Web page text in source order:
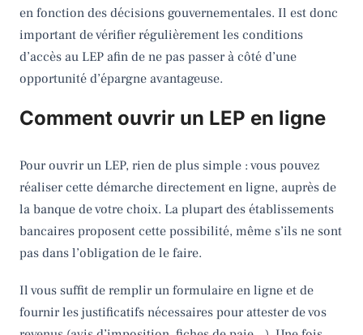
en fonction des décisions gouvernementales. Il est donc
important de vérifier régulièrement les conditions
d’accès au LEP afin de ne pas passer à côté d’une
opportunité d’épargne avantageuse.
Comment ouvrir un LEP en ligne
Pour ouvrir un LEP, rien de plus simple : vous pouvez
réaliser cette démarche directement en ligne, auprès de
la banque de votre choix. La plupart des établissements
bancaires proposent cette possibilité, même s’ils ne sont
pas dans l’obligation de le faire.
Il vous suffit de remplir un formulaire en ligne et de
fournir les justificatifs nécessaires pour attester de vos